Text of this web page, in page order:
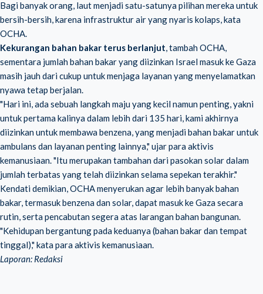
Bagi banyak orang, laut menjadi satu-satunya pilihan mereka untuk
bersih-bersih, karena infrastruktur air yang nyaris kolaps, kata
OCHA.
Kekurangan bahan bakar terus berlanjut, tambah OCHA,
sementara jumlah bahan bakar yang diizinkan Israel masuk ke Gaza
masih jauh dari cukup untuk menjaga layanan yang menyelamatkan
nyawa tetap berjalan.
"Hari ini, ada sebuah langkah maju yang kecil namun penting, yakni
untuk pertama kalinya dalam lebih dari 135 hari, kami akhirnya
diizinkan untuk membawa benzena, yang menjadi bahan bakar untuk
ambulans dan layanan penting lainnya," ujar para aktivis
kemanusiaan. "Itu merupakan tambahan dari pasokan solar dalam
jumlah terbatas yang telah diizinkan selama sepekan terakhir."
Kendati demikian, OCHA menyerukan agar lebih banyak bahan
bakar, termasuk benzena dan solar, dapat masuk ke Gaza secara
rutin, serta pencabutan segera atas larangan bahan bangunan.
"Kehidupan bergantung pada keduanya (bahan bakar dan tempat
tinggal)," kata para aktivis kemanusiaan.
Laporan: Redaksi